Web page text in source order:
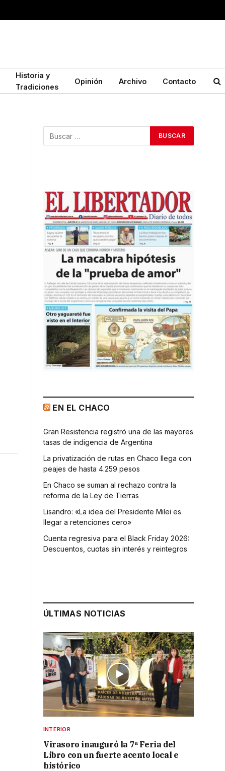
Historia y
Tradiciones
Opinión Archivo Contacto
EN EL CHACO
Gran Resistencia registró una de las mayores
tasas de indigencia de Argentina
La privatización de rutas en Chaco llega con
peajes de hasta 4.259 pesos
En Chaco se suman al rechazo contra la
reforma de la Ley de Tierras
Lisandro: «La idea del Presidente Milei es
llegar a retenciones cero»
Cuenta regresiva para el Black Friday 2026:
Descuentos, cuotas sin interés y reintegros
ÚLTIMAS NOTICIAS
INTERIOR
Virasoro inauguró la 7ª Feria del
Libro con un fuerte acento local e
histórico